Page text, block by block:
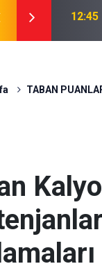
Puanla
12:45
TABAN